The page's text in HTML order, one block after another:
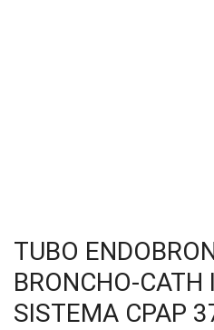
TUBO
BRONCHO-CATH
SISTEMA CPAP